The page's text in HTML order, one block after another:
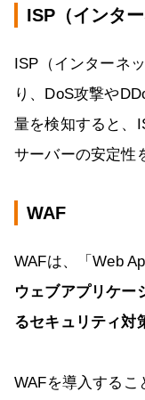
ISP（インタ
ISP（インターネ
り、DoS攻撃や
量を検知すると、
サーバーの安定性
WAF
WAFは、「Web
ウェブアプリケー
るセキュリティ対
WAFを導入するこ